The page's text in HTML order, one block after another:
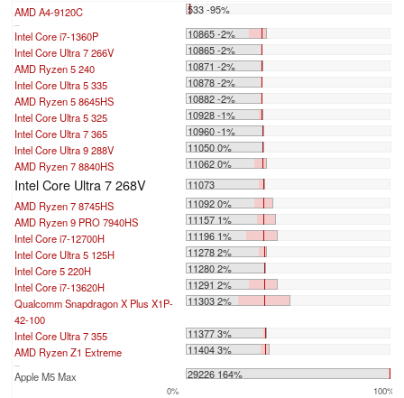
AMD A4-9120C 533 -95%
...
Intel Core i7-1360P
10865 -2%
Intel Core Ultra 7 266V
10865 -2%
AMD Ryzen 5 240
10871 -2%
Intel Core Ultra 5 335
10878 -2%
AMD Ryzen 5 8645HS
10882 -2%
Intel Core Ultra 5 325
10928 -1%
Intel Core Ultra 7 365
10960 -1%
Intel Core Ultra 9 288V
11050 0%
AMD Ryzen 7 8840HS
11062 0%
Intel Core Ultra 7 268V
11073
AMD Ryzen 7 8745HS
11092 0%
AMD Ryzen 9 PRO 7940HS
11157 1%
Intel Core i7-12700H
11196 1%
Intel Core Ultra 5 125H
11278 2%
Intel Core 5 220H
11280 2%
Intel Core i7-13620H
11291 2%
Qualcomm Snapdragon X Plus X1P-
42-100
11303 2%
Intel Core Ultra 7 355
11377 3%
AMD Ryzen Z1 Extreme
11404 3%
...
Apple M5 Max 29226 164%
0% 100%